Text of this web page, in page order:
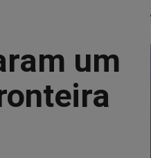
um